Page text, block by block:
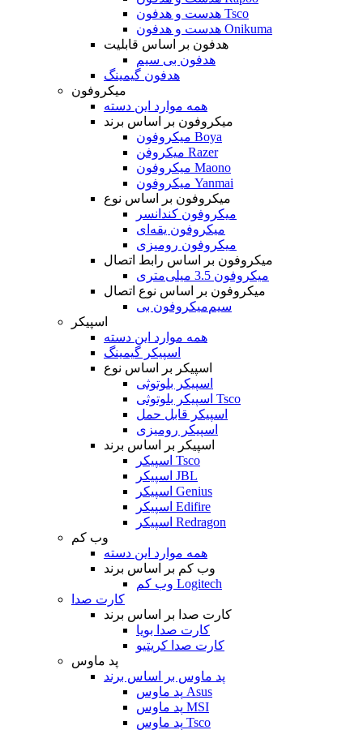
هدست و هدفون Tsco
هدست و هدفون Onikuma
هدفون بر اساس قابلیت
هدفون بی سیم
هدفون گیمینگ
میکروفون
همه موارد این دسته
میکروفون بر اساس برند
میکروفون Boya
میکروفن Razer
میکروفون Maono
میکروفون Yanmai
میکروفون بر اساس نوع
میکروفون کندانسر
میکروفون یقه‌ای
میکروفون رومیزی
میکروفون بر اساس رابط اتصال
میکروفون 3.5 میلی‌متری
میکروفون بر اساس نوع اتصال
میکروفون بی‌‎سیم
اسپیکر
همه موارد این دسته
اسپیکر گیمینگ
اسپیکر بر اساس نوع
اسپیکر بلوتوثی
اسپیکر بلوتوثی Tsco
اسپیکر قابل حمل
اسپیکر رومیزی
اسپیکر بر اساس برند
اسپیکر Tsco
اسپیکر JBL
اسپیکر Genius
اسپیکر Edifire
اسپیکر Redragon
وب کم
همه موارد این دسته
وب کم بر اساس برند
وب کم Logitech
کارت صدا
کارت صدا بر اساس برند
کارت صدا بویا
کارت صدا کریتیو
پد ماوس
پد ماوس بر اساس برند
پد ماوس Asus
پد ماوس MSI
پد ماوس Tsco